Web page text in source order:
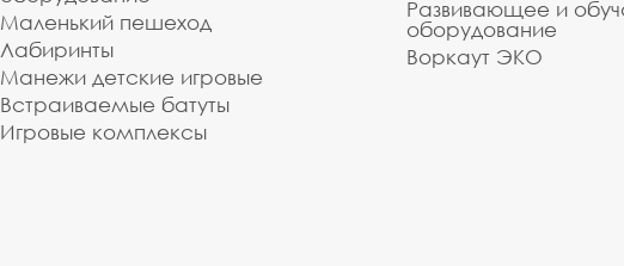
Маленький пешеход
Лабиринты
Манежи детские игровые
Встраиваемые батуты
Игровые комплексы
Развивающее и
оборудование
Воркаут ЭКО